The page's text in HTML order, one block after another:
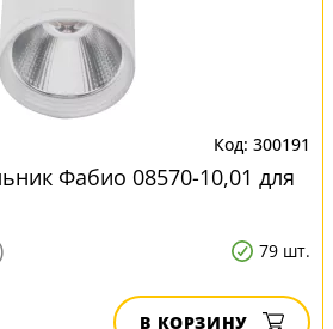
300191
Фабио 08570-10,01 для
79 шт.
В КОРЗИНУ